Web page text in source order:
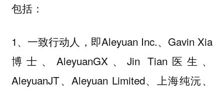
包括：
1、一致行动人，即Aleyuan Inc.、Gavin Xia
博士、AleyuanGX、Jin Tian医生、
AleyuanJT、Aleyuan Limited、上海纯沅、